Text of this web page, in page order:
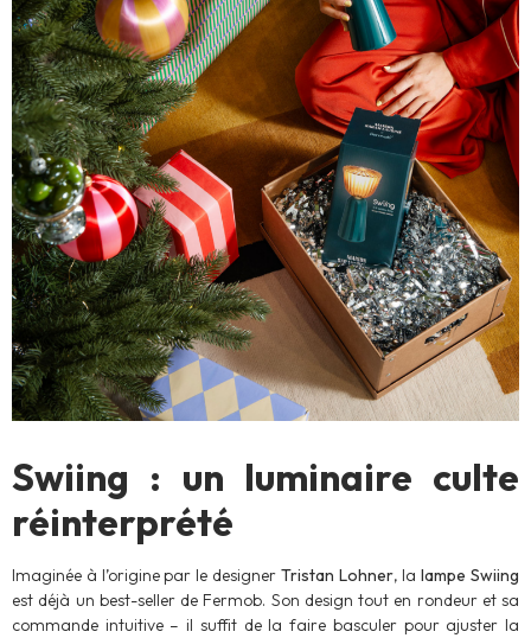
Swiing : un luminaire culte
réinterprété
Imaginée à l’origine par le designer Tristan Lohner, lalampe Swiing
est déjà un best-seller de Fermob. Son design tout en rondeur et sa
commande intuitive – il suffit de la faire basculer pour ajuster la